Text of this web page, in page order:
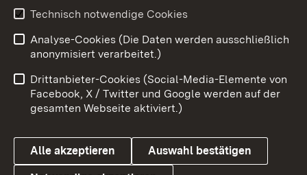
Youtube
Benutzungshinweise
Barrierefreiheit
Datenschutz
Cookies
Technisch notwendige Cookies
Analyse-Cookies (Die Daten werden ausschließlich
anonymisiert verarbeitet.)
Drittanbieter-Cookies (Social-Media-Elemente von
Facebook, X / Twitter und Google werden auf der
gesamten Webseite aktiviert.)
Alle akzeptieren Auswahl bestätigen